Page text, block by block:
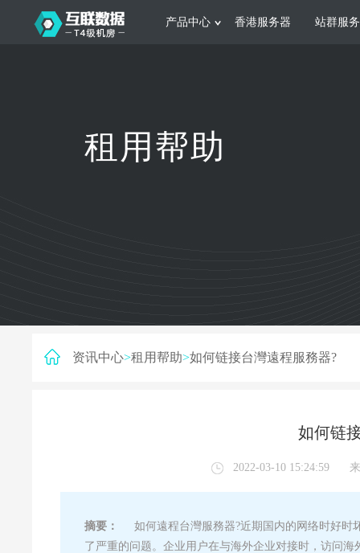
产品中心
日本服务器 新加坡服务器
香港服务器 站群服
根据不同规模的网站提供可定制化的架
构和 一站式协助租用帮助
资讯中心>租用帮助>如何链接台灣遠程服務器?
如何链
2022-03-10 15:24:59
摘要：
如何遠程台灣服務器?近期国内的网络时好时
了严重的问题。企业用户在与海外企业对接时，访问